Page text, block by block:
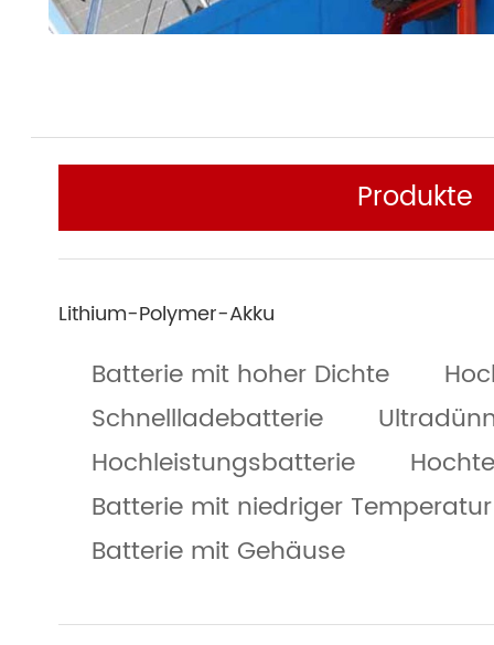
Produkte
Lithium-Polymer-Akku
Batterie mit hoher Dichte
Schnellladebatterie
Hochleistungsbatterie
Batterie mit niedriger Temperatur
Batterie mit Gehäuse